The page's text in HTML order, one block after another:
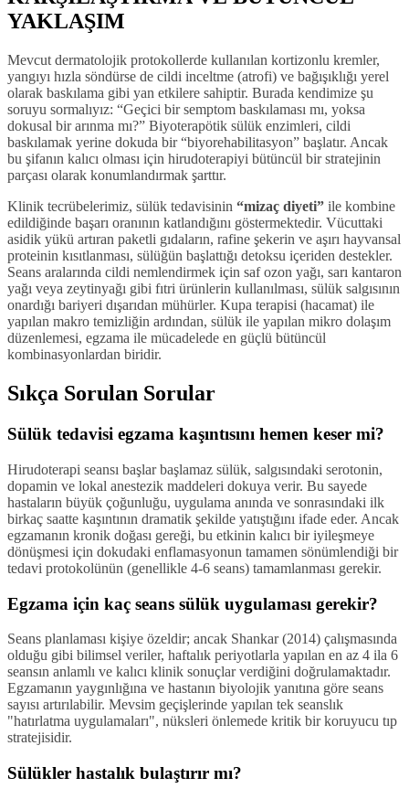
YAKLAŞIM
Mevcut dermatolojik protokollerde kullanılan kortizonlu kremler,
yangıyı hızla söndürse de cildi inceltme (atrofi) ve bağışıklığı yerel
olarak baskılama gibi yan etkilere sahiptir. Burada kendimize şu
soruyu sormalıyız: “Geçici bir semptom baskılaması mı, yoksa
dokusal bir arınma mı?” Biyoterapötik sülük enzimleri, cildi
baskılamak yerine dokuda bir “biyorehabilitasyon” başlatır. Ancak
bu şifanın kalıcı olması için hirudoterapiyi bütüncül bir stratejinin
parçası olarak konumlandırmak şarttır.
Klinik tecrübelerimiz, sülük tedavisinin “mizaç diyeti” ile kombine
edildiğinde başarı oranının katlandığını göstermektedir. Vücuttaki
asidik yükü artıran paketli gıdaların, rafine şekerin ve aşırı hayvansal
proteinin kısıtlanması, sülüğün başlattığı detoksu içeriden destekler.
Seans aralarında cildi nemlendirmek için saf ozon yağı, sarı kantaron
yağı veya zeytinyağı gibi fıtri ürünlerin kullanılması, sülük salgısının
onardığı bariyeri dışarıdan mühürler. Kupa terapisi (hacamat) ile
yapılan makro temizliğin ardından, sülük ile yapılan mikro dolaşım
düzenlemesi, egzama ile mücadelede en güçlü bütüncül
kombinasyonlardan biridir.
Sıkça Sorulan Sorular
Sülük tedavisi egzama kaşıntısını hemen keser mi?
Hirudoterapi seansı başlar başlamaz sülük, salgısındaki serotonin,
dopamin ve lokal anestezik maddeleri dokuya verir. Bu sayede
hastaların büyük çoğunluğu, uygulama anında ve sonrasındaki ilk
birkaç saatte kaşıntının dramatik şekilde yatıştığını ifade eder. Ancak
egzamanın kronik doğası gereği, bu etkinin kalıcı bir iyileşmeye
dönüşmesi için dokudaki enflamasyonun tamamen sönümlendiği bir
tedavi protokolünün (genellikle 4-6 seans) tamamlanması gerekir.
Egzama için kaç seans sülük uygulaması gerekir?
Seans planlaması kişiye özeldir; ancak Shankar (2014) çalışmasında
olduğu gibi bilimsel veriler, haftalık periyotlarla yapılan en az 4 ila 6
seansın anlamlı ve kalıcı klinik sonuçlar verdiğini doğrulamaktadır.
Egzamanın yaygınlığına ve hastanın biyolojik yanıtına göre seans
sayısı artırılabilir. Mevsim geçişlerinde yapılan tek seanslık
"hatırlatma uygulamaları", nüksleri önlemede kritik bir koruyucu tıp
stratejisidir.
Sülükler hastalık bulaştırır mı?